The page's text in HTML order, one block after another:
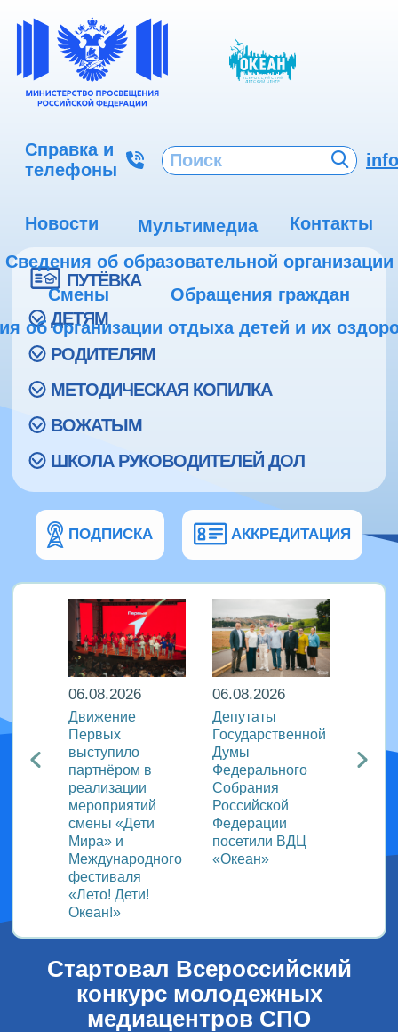
Справка и
телефоны
Новости Мультимедиа
Контакты
Сведения об образовательной организации
Смены
Обращения граждан
об организации отдыха детей и их
ПУТЁВКА
ДЕТЯМ
РОДИТЕЛЯМ
МЕТОДИЧЕСКАЯ КОПИЛКА
ВОЖАТЫМ
ШКОЛА РУКОВОДИТЕЛЕЙ ДОЛ
ПОДПИСКА АККРЕДИТАЦИЯ
в
06.08.2026
Движение
Первых
выступило
партнёром в
реализации
мероприятий
смены «Дети
Мира» и
Международного
фестиваля
«Лето! Дети!
Океан!»
06.08.2026
Депутаты
Государственной
Думы
Федерального
Собрания
Российской
Федерации
посетили ВДЦ
«Океан»
идеи
Стартовал Всероссийский
конкурс молодежных
медиацентров СПО